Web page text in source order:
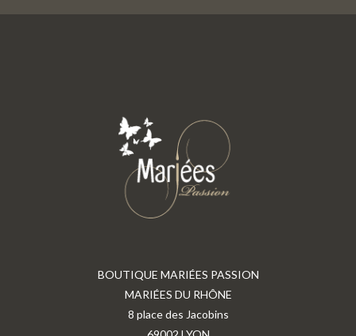
BOUTIQUE MARIÉES PASSION
MARIÉES DU RHÔNE
8 place des Jacobins